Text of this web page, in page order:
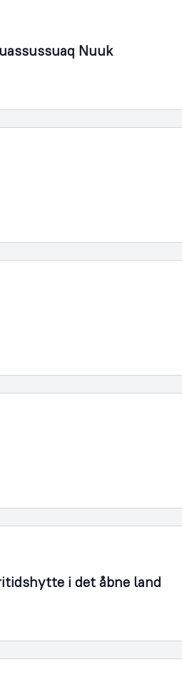
Nuuk
i det åbne land